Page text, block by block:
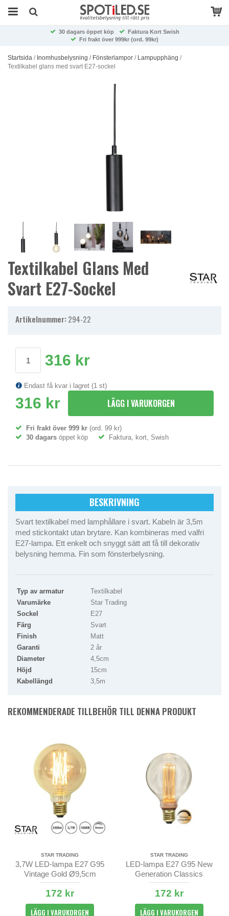
30 dagars öppet köp
Faktura Kort Swish
Fri frakt över 999kr (ord. 99kr)
Startsida / Inomhusbelysning / Fönsterlampor / Lampupphäng /
Textilkabel glans med svart E27-sockel
Textilkabel Glans Med
Svart E27-Sockel
Artikelnummer:294-22
316 kr
Endast få kvar i lagret (1 st)
316 kr LÄGG I VARUKORGEN
Fri frakt över 999 kr (ord. 99 kr)
30 dagars öppet köp Faktura, kort, Swish
BESKRIVNING
Svart textilkabel med lamphållare i svart. Kabeln är 3,5m
med stickontakt utan brytare. Kan kombineras med valfri
E27-lampa. Ett enkelt och snyggt sätt att få till dekorativ
belysning hemma. Fin som fönsterbelysning.
Typ av armatur
Textilkabel
Varumärke
Star Trading
Sockel
E27
Färg
Svart
Finish
Matt
Garanti
2 år
Diameter
4,5cm
Höjd
15cm
Kabellängd
3,5m
REKOMMENDERADE TILLBEHÖR TILL DENNA PRODUKT
STAR TRADING
3,7W LED-lampa E27 G95
Vintage Gold Ø9,5cm
172 kr
LÄGG I VARUKORGEN
STAR TRADING
LED-lampa E27 G95 New
Generation Classics
172 kr
LÄGG I VARUKORGEN